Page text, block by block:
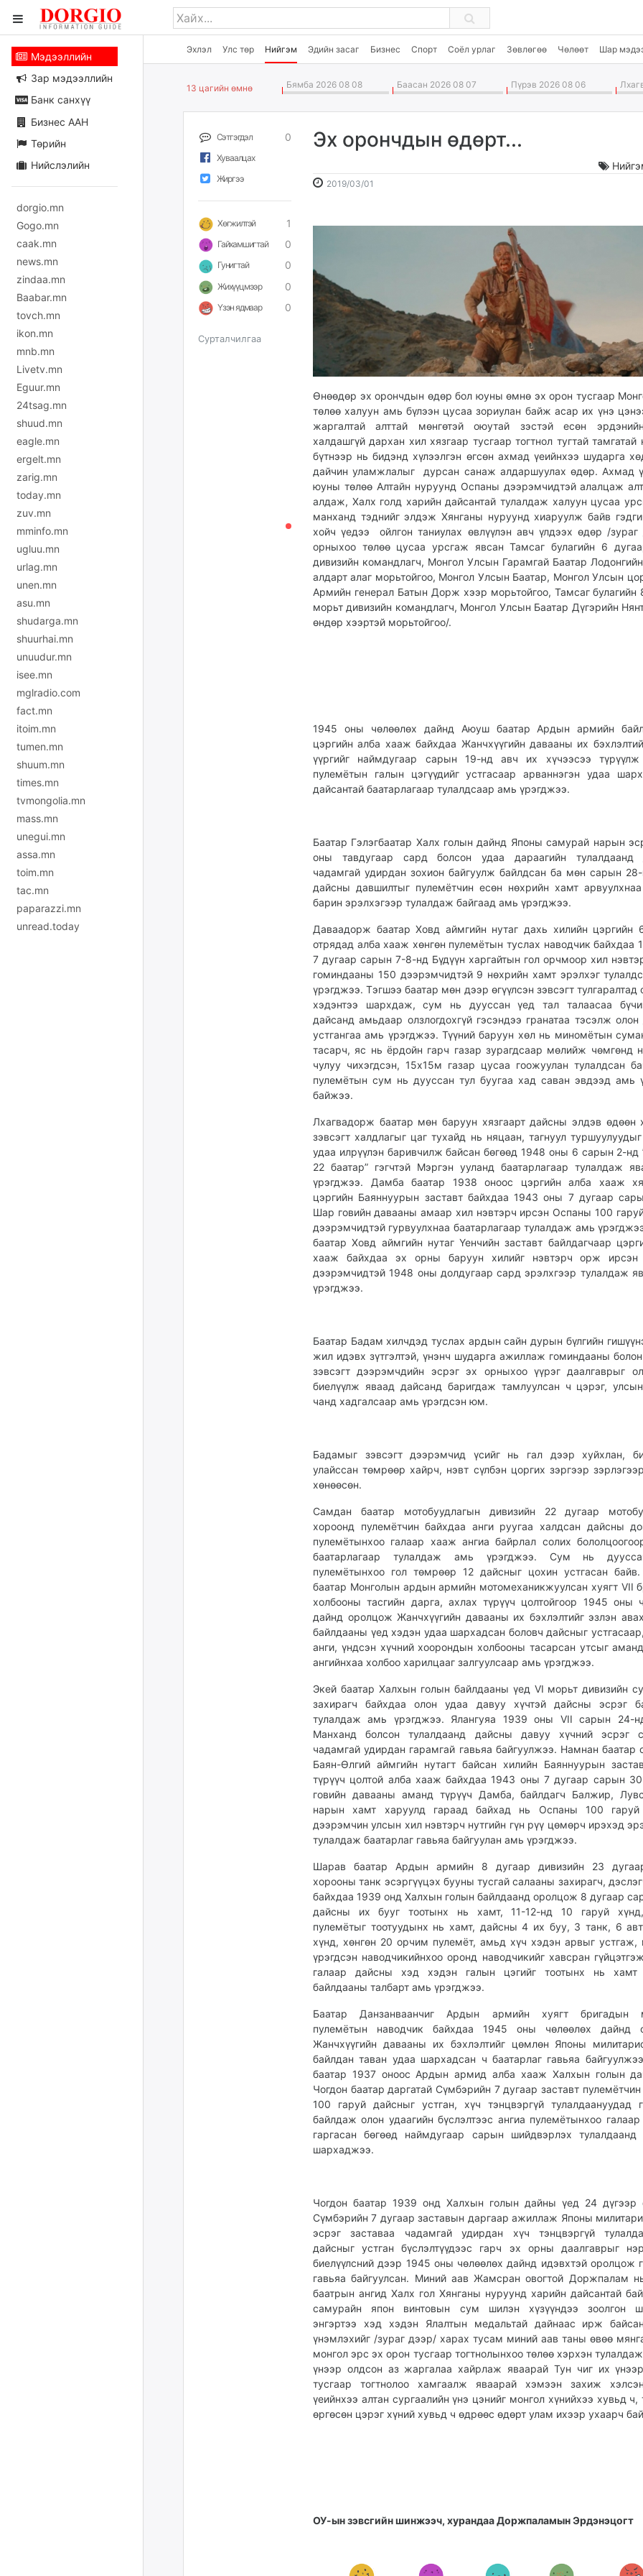
Эхлэл Улс төр Нийгэм Эдийн засаг Бизнес Спорт Соёл урлаг Зөвлөгөө Чөлөөт Шар
Мэдээллийн
Зар мэдээллийн
Банк санхүү
Бизнес ААН
Төрийн
Нийслэлийн
dorgio.mn
Gogo.mn
caak.mn
news.mn
zindaa.mn
Baabar.mn
tovch.mn
ikon.mn
mnb.mn
Livetv.mn
Eguur.mn
24tsag.mn
shuud.mn
eagle.mn
ergelt.mn
zarig.mn
today.mn
zuv.mn
mminfo.mn
ugluu.mn
urlag.mn
unen.mn
asu.mn
shudarga.mn
shuurhai.mn
unuudur.mn
isee.mn
mglradio.com
fact.mn
itoim.mn
tumen.mn
shuum.mn
times.mn
tvmongolia.mn
mass.mn
unegui.mn
assa.mn
toim.mn
tac.mn
paparazzi.mn
unread.today
13 цагийн өмнө Бямба 2026 08 08 Баасан 2026 08 07 Пүрэв 2026 08 06
Сэтгэгдэл 0
Хуваалцах
Жиргээ
Хөгжилтэй 1
Гайхамшигтай 0
Гунигтай 0
Жихүүцмээр 0
Үзэн ядмаар 0
Сурталчилгаа
Эх орончдын өдөрт...
2019/03/01
Өнөөдөр эх орончдын өдөр бол юуны өмнө эх орон тусгаар
төлөө халуун амь бүлээн цусаа зориулан байж асар их үнэ
жаргалтай алттай мөнгөтэй оюутай зэстэй есөн
халдашгүй дархан хил хязгаар тусгаар тогтнол тугтай тамгатай
бүтнээр нь бидэнд хүлээлгэн өгсөн ахмад үеийнхээ шударга
дайчин уламжлалыг дурсан санаж алдаршуулах өдөр. Ахмад
юуны төлөө Алтайн нуруунд Оспаны дээрэмчидтэй алалцаж
алдаж, Халх голд харийн дайсантай тулалдаж халуун цусаа
манханд тэднийг элдэж Хянганы нуруунд хиаруулж байв
хойч үедээ ойлгон таниулах өвлүүлэн авч үлдээх өдөр /
орныхоо төлөө цусаа урсгаж явсан Тамсаг булагийн 6
дивизийн командлагч, Монгол Улсын Гарамгай Баатар
алдарт алаг морьтойгоо, Монгол Улсын Баатар, Монгол Улсын
Армийн генерал Батын Дорж хээр морьтойгоо, Тамсаг булагийн
морьт дивизийн командлагч, Монгол Улсын Баатар Дүгэрийн
өндөр хээртэй морьтойгоо/.
1945 оны чөлөөлөх дайнд Аюуш баатар Ардын армийн
цэргийн алба хааж байхдаа Жанчхүүгийн давааны их
үүргийг наймдугаар сарын 19-нд авч их хүчээсээ
пулемётын галын цэгүүдийг устгасаар арваннэгэн удаа
дайсантай баатарлагаар тулалдсаар амь үрэгджээ.
Баатар Гэлэгбаатар Халх голын дайнд Японы самурай нарын
оны тавдугаар сард болсон удаа дараагийн тулалдаанд
чадамгай удирдан зохион байгуулж байлдсан ба мөн сарын
дайсны давшилтыг пулемётчин есөн нөхрийн хамт арвуулхнаа
барин эрэлхэгээр тулалдаж байгаад амь үрэгджээ.
Даваадорж баатар Ховд аймгийн нутаг дахь хилийн цэргийн
отрядад алба хааж хөнгөн пулемётын туслах наводчик байхдаа
7 дугаар сарын 7-8-нд Бүдүүн харгайтын гол орчмоор хил
гоминдааны 150 дээрэмчидтэй 9 нөхрийн хамт эрэлхэг
үрэгджээ. Тэгшээ баатар мөн дээр өгүүлсэн зэвсэгт
хэдэнтээ шархдаж, сум нь дууссан үед тал талаасаа
дайсанд амьдаар олзлогдохгүй гэсэндээ гранатаа тэсэлж олон
устгангаа амь үрэгджээ. Түүний баруун хөл нь миномётын
тасарч, яс нь ёрдойн гарч газар зурагдсаар мөлийж чөмгөнд
чулуу чихэгдсэн, 15х15м газар цусаа гоожуулан тулалдсан
пулемётын сум нь дууссан тул буугаа хад саван эвдээд амь
байжээ.
Лхагвадорж баатар мөн баруун хязгаарт дайсны элдэв өдөөн
зэвсэгт халдлагыг цаг тухайд нь няцаан, тагнуул
удаа илрүүлэн баривчилж байсан бөгөөд 1948 оны 6 сарын 2-нд
22 баатар” гэгчтэй Мэргэн ууланд баатарлагаар тулалдаж
үрэгджээ. Дамба баатар 1938 оноос цэргийн алба хааж
цэргийн Баяннуурын заставт байхдаа 1943 оны 7 дугаар
Шар говийн давааны амаар хил нэвтэрч ирсэн Оспаны 100 гаруй
дээрэмчидтэй гурвуулхнаа баатарлагаар тулалдаж амь
баатар Ховд аймгийн нутаг Үенчийн заставт байлдагчаар
хааж байхдаа эх орны баруун хилийг нэвтэрч орж ирсэн
дээрэмчидтэй 1948 оны долдугаар сард эрэлхгээр тулалдаж
үрэгджээ.
Баатар Бадам хилчдэд туслах ардын сайн дурын бүлгийн
жил идэвх зүтгэлтэй, үнэнч шударга ажиллаж гоминдааны
зэвсэгт дээрэмчдийн эсрэг эх орныхоо үүрэг даалгаврыг
биелүүлж яваад дайсанд баригдаж тамлуулсан ч цэрэг,
чанд хадгалсаар амь үрэгдсэн юм.
Бадамыг зэвсэгт дээрэмчид үсийг нь гал дээр хуйхлан,
улайссан төмрөөр хайрч, нэвт сүлбэн цоргих зэргээр
хөнөөсөн.
Самдан баатар мотобуудлагын дивизийн 22 дугаар
хороонд пулемётчин байхдаа анги руугаа халдсан дайсны
пулемётынхоо галаар хааж ангиа байрлал солих
баатарлагаар тулалдаж амь үрэгджээ. Сум нь
пулемётынхоо гол төмрөөр 12 дайсныг цохин устгасан
баатар Монголын ардын армийн мотомеханикжуулсан хуягт VII
холбооны тасгийн дарга, ахлах түрүүч цолтойгоор 1945 оны
дайнд оролцож Жанчхүүгийн давааны их бэхлэлтийг эзлэн
байлдааны үед хэдэн удаа шархадсан боловч дайсныг устгасаар,
анги, үндсэн хүчний хоорондын холбооны тасарсан утсыг
ангийнхаа холбоо харилцааг залгуулсаар амь үрэгджээ.
Экей баатар Халхын голын байлдааны үед VI морьт дивизийн
захирагч байхдаа олон удаа давуу хүчтэй дайсны эсрэг
тулалдаж амь үрэгджээ. Ялангуяа 1939 оны VII сарын 24-
Манханд болсон тулалдаанд дайсны давуу хүчний эсрэг
чадамгай удирдан гарамгай гавьяа байгуулжээ. Намнан баатар
Баян-Өлгий аймгийн нутагт байсан хилийн Баяннуурын
түрүүч цолтой алба хааж байхдаа 1943 оны 7 дугаар сарын
говийн давааны аманд түрүүч Дамба, байлдагч Балжир,
нарын хамт харуулд гараад байхад нь Оспаны 100 гаруй
дээрэмчин улсын хил нэвтэрч нутгийн гүн рүү цөмөрч ирэхэд
тулалдаж баатарлаг гавьяа байгуулан амь үрэгджээ.
Шарав баатар Ардын армийн 8 дугаар дивизийн 23
хорооны танк эсэргүүцэх бууны тусгай салааны захирагч,
байхдаа 1939 онд Халхын голын байлдаанд оролцож 8 дугаар
дайсны их бууг тоотынх нь хамт, 11-12-нд 10 гаруй
пулемётыг тоотуудынх нь хамт, дайсны 4 их буу, 3 танк, 6
хүнд, хөнгөн 20 орчим пулемёт, амьд хүч хэдэн арвыг
үрэгдсэн наводчикийнхоо оронд наводчикийг хавсран
галаар дайсны хэд хэдэн галын цэгийг тоотынх нь хамт
байлдааны талбарт амь үрэгджээ.
Баатар Данзанваанчиг Ардын армийн хуягт бригадын
пулемётын наводчик байхдаа 1945 оны чөлөөлөх дайнд
Жанчхүүгийн давааны их бэхлэлтийг цөмлөн Японы
байлдан таван удаа шархадсан ч баатарлаг гавьяа
баатар 1937 оноос Ардын армид алба хааж Халхын голын
Чогдон баатар даргатай Сүмбэрийн 7 дугаар заставт
100 гаруй дайсныг устган, хүч тэнцвэргүй тулалдаануудад
байлдаж олон удаагийн бүслэлтээс ангиа пулемётынхоо галаар
гаргасан бөгөөд наймдугаар сарын шийдвэрлэх тулалдаанд
шархаджээ.
Чогдон баатар 1939 онд Халхын голын дайны үед 24 дүгээр
Сүмбэрийн 7 дугаар заставын даргаар ажиллаж Японы
эсрэг заставаа чадамгай удирдан хүч тэнцвэргүй
дайсныг устган бүслэлтүүдээс гарч эх орны даалгаврыг
биелүүлсний дээр 1945 оны чөлөөлөх дайнд идэвхтэй оролцож
гавьяа байгуулсан. Миний аав Жамсран овогтой Доржпалам
баатрын ангид Халх гол Хянганы нуруунд харийн дайсантай
самурайн япон винтовын сум шилэн хүзүүндээ зоолгон
энгэртээ хэд хэдэн Ялалтын медальтай дайнаас ирж
үнэмлэхийг /зураг дээр/ харах тусам миний аав таны өвөө
монгол эрс эх орон тусгаар тогтнолынхоо төлөө хэрхэн
үнээр олдсон аз жаргалаа хайрлаж яваарай Тун чиг их
тусгаар тогтнолоо хамгаалж яваарай хэмээн захиж
үеийнхээ алтан сургаалийн үнэ цэнийг монгол хүнийхээ хувьд ч,
өргөсөн цэрэг хүний хувьд ч өдрөөс өдөрт улам ихээр ухаарч
ОУ-ын зэвсгийн шинжээч, хурандаа Доржпаламын Эрдэнэцогт